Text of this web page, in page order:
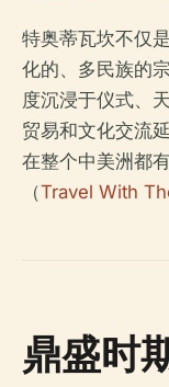
特奥蒂瓦坎不仅
化的、多民族的
度沉浸于仪式、
贸易和文化交流
在整个中美洲都
（Travel With
鼎盛时